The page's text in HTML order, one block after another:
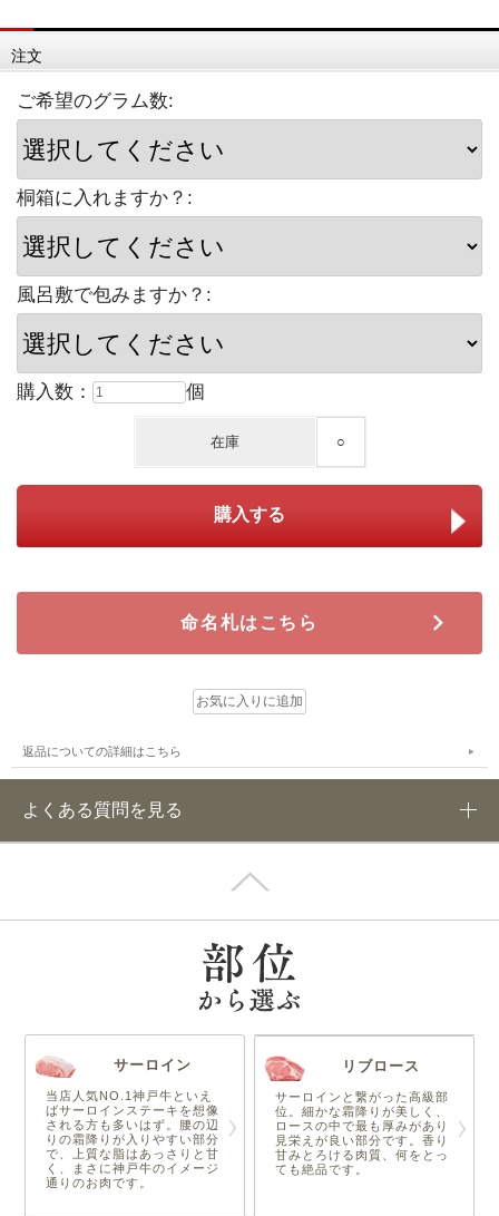
注文
ご希望のグラム数:
桐箱に入れますか？:
風呂敷で包みますか？:
購入数： 個
在庫 ○
命名札はこちら
返品についての詳細はこちら
よくある質問を見る
サーロイン
当店人気NO.1神戸牛といえ
ばサーロインステーキを想像
される方も多いはず。腰の辺
りの霜降りが入りやすい部分
で、上質な脂はあっさりと甘
く、まさに神戸牛のイメージ
通りのお肉です。
リブロース
サーロインと繋がった高級部
位。細かな霜降りが美しく、
ロースの中で最も厚みがあり
見栄えが良い部分です。香り
甘みとろける肉質、何をとっ
ても絶品です。